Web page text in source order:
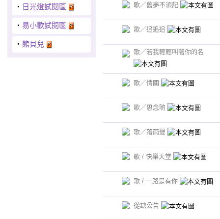
‧ 日光燈試閱區
‧ 易小歡試閱區
‧ 熊貝兒
歌／舊夢不須記
歌／追追追
歌／若我輕輕叫著你的名
歌／情關
歌／思念喲
歌／落雨聲
歌 / 快樂天堂
歌 / 一路是有你
從缺公告